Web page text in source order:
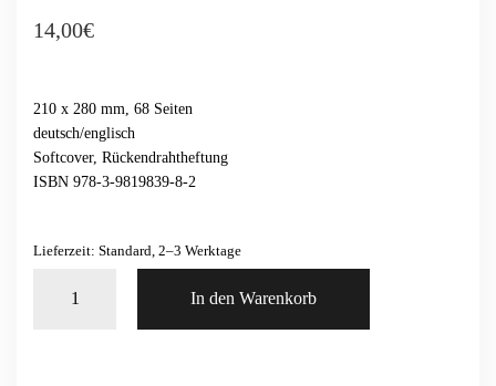
14,00€
210 x 280 mm, 68 Seiten
deutsch/englisch
Softcover, Rückendrahtheftung
ISBN 978-3-9819839-8-2
Lieferzeit: Standard, 2–3 Werktage
Architekten
In den Warenkorb